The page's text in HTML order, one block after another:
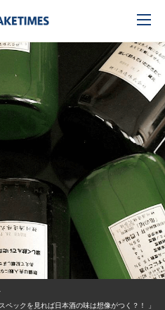
ックを見れば日本酒の味は想像がつく？！ 」